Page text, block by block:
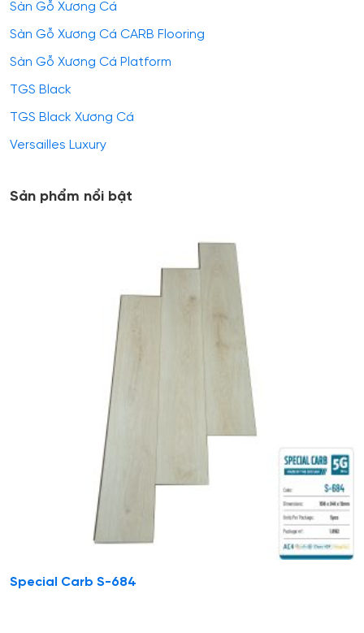
Sàn Gỗ Xương Cá
Sàn Gỗ Xương Cá CARB Flooring
Sàn Gỗ Xương Cá Platform
TGS Black
TGS Black Xương Cá
Versailles Luxury
Sản phẩm nổi bật
Special Carb S-684